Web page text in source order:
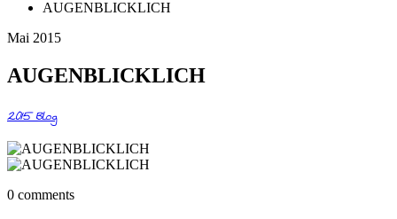
AUGENBLICKLICH
Mai 2015
AUGENBLICKLICH
2015Blog
0 comments